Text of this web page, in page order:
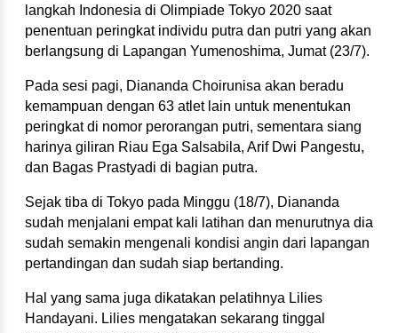
langkah Indonesia di Olimpiade Tokyo 2020 saat
penentuan peringkat individu putra dan putri yang akan
berlangsung di Lapangan Yumenoshima, Jumat (23/7).
Pada sesi pagi, Diananda Choirunisa akan beradu
kemampuan dengan 63 atlet lain untuk menentukan
peringkat di nomor perorangan putri, sementara siang
harinya giliran Riau Ega Salsabila, Arif Dwi Pangestu,
dan Bagas Prastyadi di bagian putra.
Sejak tiba di Tokyo pada Minggu (18/7), Diananda
sudah menjalani empat kali latihan dan menurutnya dia
sudah semakin mengenali kondisi angin dari lapangan
pertandingan dan sudah siap bertanding.
Hal yang sama juga dikatakan pelatihnya Lilies
Handayani. Lilies mengatakan sekarang tinggal